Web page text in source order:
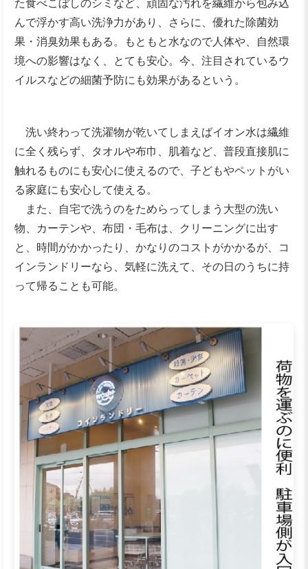
た食べこぼしのシミなど、頑固な汚れを繊維から包み込
んで浮かす高い洗浄力があり、さらに、優れた除菌効
果・消臭効果もある。もともと水なので人体や、自然環
境への影響はなく、とても安心。今、注目されているウ
イルスなどの細菌予防にも効果があるという。
洗い終わって洗濯物が乾いてしまえばイオン水は繊維
に全く残らず、タオルや布巾、肌着など、普段直接肌に
触れるものにも安心に使えるので、子どもやペットがい
る家庭にも安心して使える。
また、自宅で洗うのをためらってしまう大型の洗い
物、カーテンや、布団・毛布は、クリーニングに出す
と、時間がかかったり、かなりのコストがかかるが、コ
インランドリーなら、気軽に洗えて、その日のうちに持
って帰ることも可能。